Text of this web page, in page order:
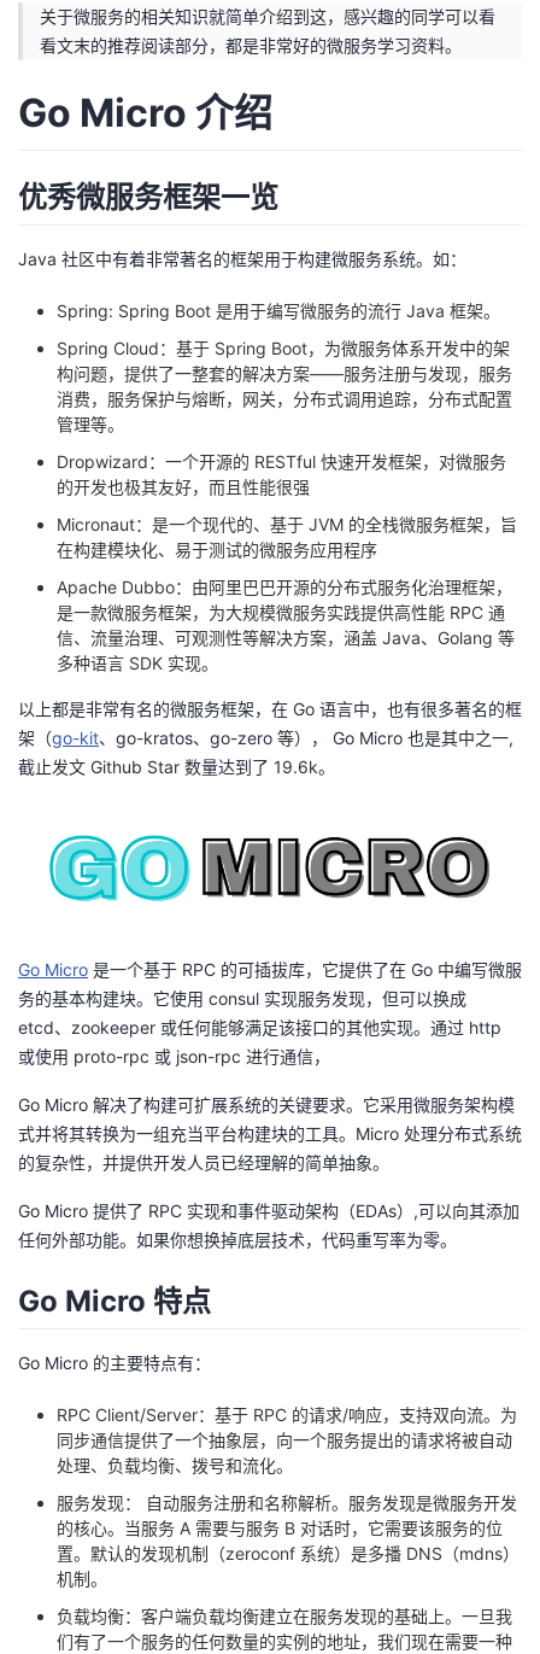
关于微服务的相关知识就简单介绍到这，感兴趣的同学可以看
看文末的推荐阅读部分，都是非常好的微服务学习资料。
Go Micro 介绍
优秀微服务框架一览
Java 社区中有着非常著名的框架用于构建微服务系统。如：
Spring: Spring Boot 是用于编写微服务的流行 Java 框架。
Spring Cloud：基于 Spring Boot，为微服务体系开发中的架
构问题，提供了一整套的解决方案——服务注册与发现，服务
消费，服务保护与熔断，网关，分布式调用追踪，分布式配置
管理等。
Dropwizard：一个开源的 RESTful 快速开发框架，对微服务
的开发也极其友好，而且性能很强
Micronaut：是一个现代的、基于 JVM 的全栈微服务框架，旨
在构建模块化、易于测试的微服务应用程序
Apache Dubbo：由阿里巴巴开源的分布式服务化治理框架，
是一款微服务框架，为大规模微服务实践提供高性能 RPC 通
信、流量治理、可观测性等解决方案，涵盖 Java、Golang 等
多种语言 SDK 实现。
以上都是非常有名的微服务框架，在 Go 语言中，也有很多著名的框
架（go-kit、 go-kratos、 go-zero 等）， Go Micro 也是其中之一,
截止发文 Github Star 数量达到了 19.6k。
Go Micro 是一个基于 RPC 的可插拔库，它提供了在 Go 中编写微服
务的基本构建块。它使用 consul 实现服务发现，但可以换成
etcd、zookeeper 或任何能够满足该接口的其他实现。通过 http
或使用 proto-rpc 或 json-rpc 进行通信，
Go Micro 解决了构建可扩展系统的关键要求。它采用微服务架构模
式并将其转换为一组充当平台构建块的工具。Micro 处理分布式系统
的复杂性，并提供开发人员已经理解的简单抽象。
Go Micro 提供了 RPC 实现和事件驱动架构（EDAs）,可以向其添加
任何外部功能。如果你想换掉底层技术，代码重写率为零。
Go Micro 特点
Go Micro 的主要特点有：
RPC Client/Server：基于 RPC 的请求/响应，支持双向流。为
同步通信提供了一个抽象层，向一个服务提出的请求将被自动
处理、负载均衡、拨号和流化。
服务发现： 自动服务注册和名称解析。服务发现是微服务开发
的核心。当服务 A 需要与服务 B 对话时，它需要该服务的位
置。默认的发现机制（zeroconf 系统）是多播 DNS（mdns）
机制。
负载均衡：客户端负载均衡建立在服务发现的基础上。一旦我
们有了一个服务的任何数量的实例的地址，我们现在需要一种